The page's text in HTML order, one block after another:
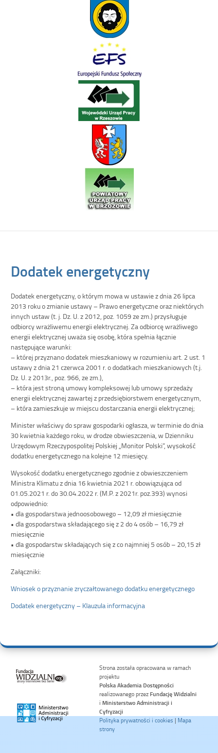
Dodatek energetyczny
Dodatek energetyczny, o którym mowa w ustawie z dnia 26 lipca
2013 roku o zmianie ustawy – Prawo energetyczne oraz niektórych
innych ustaw (t. j. Dz. U. z 2012, poz. 1059 ze zm.) przysługuje
odbiorcy wrażliwemu energii elektrycznej. Za odbiorcę wrażliwego
energii elektrycznej uważa się osobę, która spełnia łącznie
następujące warunki:
– której przyznano dodatek mieszkaniowy w rozumieniu art. 2 ust. 1
ustawy z dnia 21 czerwca 2001 r. o dodatkach mieszkaniowych (t.j.
Dz. U. z 2013r., poz. 966, ze zm.),
– która jest stroną umowy kompleksowej lub umowy sprzedaży
energii elektrycznej zawartej z przedsiębiorstwem energetycznym,
– która zamieszkuje w miejscu dostarczania energii elektrycznej;
Minister właściwy do spraw gospodarki ogłasza, w terminie do dnia
30 kwietnia każdego roku, w drodze obwieszczenia, w Dzienniku
Urzędowym Rzeczypospolitej Polskiej „Monitor Polski”, wysokość
dodatku energetycznego na kolejne 12 miesięcy.
Wysokość dodatku energetycznego zgodnie z obwieszczeniem
Ministra Klimatu z dnia 16 kwietnia 2021 r. obowiązująca od
01.05.2021 r. do 30.04.2022 r. (M.P. z 2021r. poz.393) wynosi
odpowiednio:
• dla gospodarstwa jednoosobowego – 12,09 zł miesięcznie
• dla gospodarstwa składającego się z 2 do 4 osób – 16,79 zł
miesięcznie
• dla gospodarstw składających się z co najmniej 5 osób – 20,15 zł
miesięcznie
Załączniki:
Wniosek o przyznanie zryczałtowanego dodatku energetycznego
Dodatek energetyczny – Klauzula informacyjna
Strona została opracowana w ramach
projektu
Polska Akademia Dostępności
realizowanego przez Fundację Widzialni
i Ministerstwo Administracji i
Cyfryzacji
Polityka prywatności i cookies | Mapa
strony